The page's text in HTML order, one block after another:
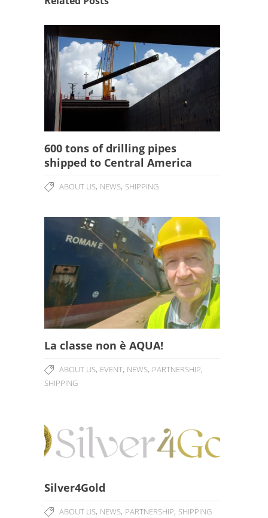
600 tons of drilling pipes
shipped to Central America
ABOUT US, NEWS, SHIPPING
La classe non è AQUA!
ABOUT US, EVENT, NEWS, PARTNERSHIP,
SHIPPING
Silver4Gold
ABOUT US, NEWS, PARTNERSHIP, SHIPPING